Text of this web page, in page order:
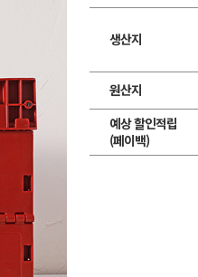
생산지
원산지
예상 할인적립
(페이백)